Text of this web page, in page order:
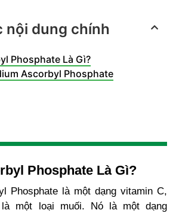
nội dung chính
Phosphate Là Gì?
Ascorbyl Phosphate
Phosphate Là Gì?
Phosphate là một dạng vitamin C,
một loại muối. Nó là một dạng